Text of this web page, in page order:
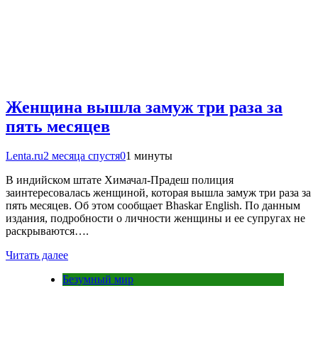
Женщина вышла замуж три раза за
пять месяцев
Lenta.ru2 месяца спустя01 минуты
В индийском штате Химачал-Прадеш полиция
заинтересовалась женщиной, которая вышла замуж три раза за
пять месяцев. Об этом сообщает Bhaskar English. По данным
издания, подробности о личности женщины и ее супругах не
раскрываются….
Читать далее
Безумный мир